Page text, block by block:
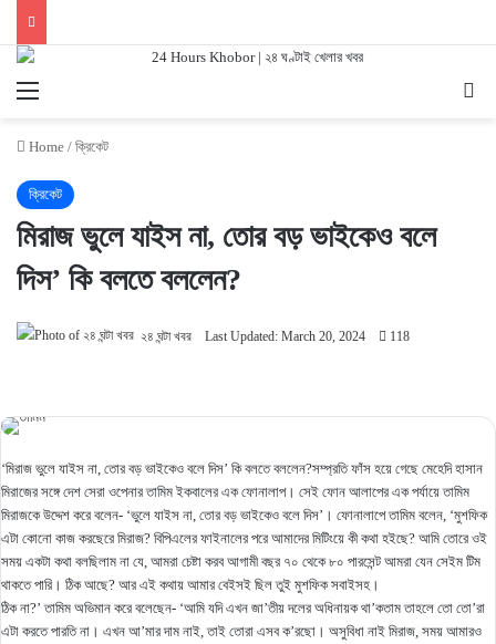
Menu
Home / ক্রিকেট
ক্রিকেট
মিরাজ ভুলে যাইস না, তোর বড় ভাইকেও বলে
দিস’ কি বলতে বললেন?
২৪ ঘন্টা খবর Last Updated: March 20, 2024 118
‘মিরাজ ভুলে যাইস না, তোর বড় ভাইকেও বলে দিস’ কি বলতে বললেন?সম্প্রতি ফাঁস হয়ে গেছে মেহেদি হাসান
মিরাজের সঙ্গে দেশ সেরা ওপেনার তামিম ইকবালের এক ফোনালাপ। সেই ফোন আলাপের এক পর্যায়ে তামিম
মিরাজকে উদ্দেশ করে বলেন- ‘ভুলে যাইস না, তোর বড় ভাইকেও বলে দিস’। ফোনালাপে তামিম বলেন, ‘মুশফিক
এটা কোনো কাজ করছেরে মিরাজ? বিপিএলের ফাইনালের পরে আমাদের মিটিংয়ে কী কথা হইছে? আমি তোরে ওই
সময় একটা কথা বলছিলাম না যে, আমরা চেষ্টা করব আগামী বছর ৭০ থেকে ৮০ পারসেন্ট আমরা যেন সেইম টিম
থাকতে পারি। ঠিক আছে? আর এই কথায় আমার বেইসই ছিল তুই মুশফিক সবাইসহ।
ঠিক না?’ তামিম অভিমান করে বলেছেন- ‘আমি যদি এখন জা’তীয় দলের অধিনায়ক থা’কতাম তাহলে তো তো’রা
এটা করতে পারতি না। এখন আ’মার দাম নাই, তাই তোরা এসব ক’রছো। অসুবিধা নাই মিরাজ, সময় আমারও